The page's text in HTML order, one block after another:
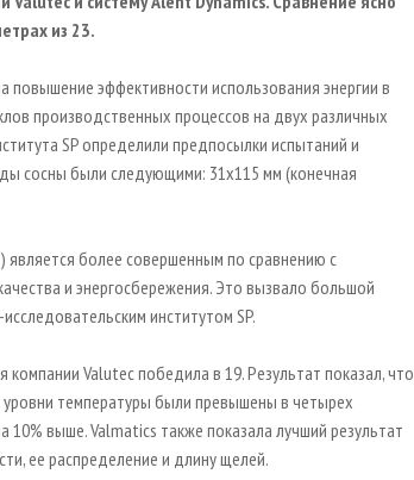
из 23.
повышение эффективности использования энергии в
производственных процессов на двух различных
SP определили предпосылки испытаний и
сосны были следующими: 31x115 мм (конечная
более совершенным по сравнению с
и энергосбережения. Это вызвало большой
институтом SP.
Valutec победила в 19. Результат показал, что
температуры были превышены в четырех
выше. Valmatics также показала лучший результат
ее распределение и длину щелей.